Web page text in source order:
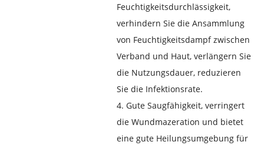
Feuchtigkeitsdurchlässigkeit,
verhindern Sie die Ansammlung
von Feuchtigkeitsdampf zwischen
Verband und Haut, verlängern Sie
die Nutzungsdauer, reduzieren
Sie die Infektionsrate.
4. Gute Saugfähigkeit, verringert
die Wundmazeration und bietet
eine gute Heilungsumgebung für